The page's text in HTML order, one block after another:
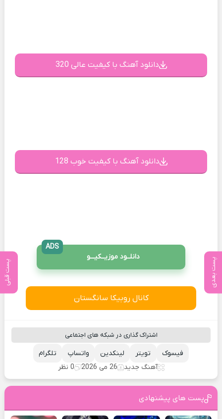
پست بعدی پست قبلی
دانلود آهنگ با کیفیت عالی 320
دانلود آهنگ با کیفیت خوب 128
دانلــود موزیــکیـــو
ADS
کانال روبیکا سانگستان
اشتراک گذاری در شبکه های اجتماعی
تلگرام واتساپ لینکدین تویتر
فیسوک
آهنگ جدید
26 می 2026 0 نظر
پست های پیشنهادی